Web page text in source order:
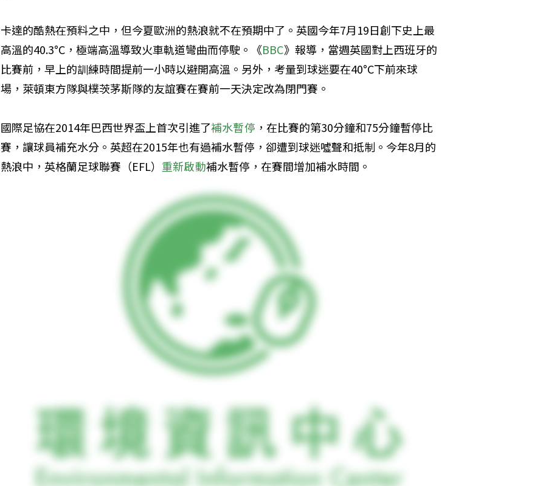
卡達的酷熱在預料之中，但今夏歐洲的熱浪就不在預期中了。英國今年7月19日創下史上最
高溫的40.3°C，極端高溫導致火車軌道彎曲而停駛。《BBC》報導，當週英國對上西班牙的
比賽前，早上的訓練時間提前一小時以避開高溫。另外，考量到球迷要在40°C下前來球
場，萊頓東方隊與樸茨茅斯隊的友誼賽在賽前一天決定改為閉門賽。
國際足協在2014年巴西世界盃上首次引進了補水暫停 ，在比賽的第30分鐘和75分鐘暫停比
賽，讓球員補充水分。英超在2015年也有過補水暫停，卻遭到球迷噓聲和抵制。今年8月的
熱浪中，英格蘭足球聯賽（EFL） 重新啟動補水暫停，在賽間增加補水時間。